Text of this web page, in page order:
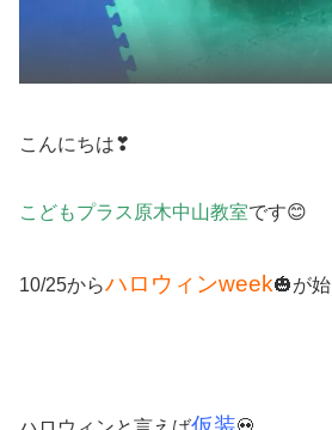
こんにちは❣
こどもプラス原木中山教室です😊
10/25からハロウィンweek🎃が